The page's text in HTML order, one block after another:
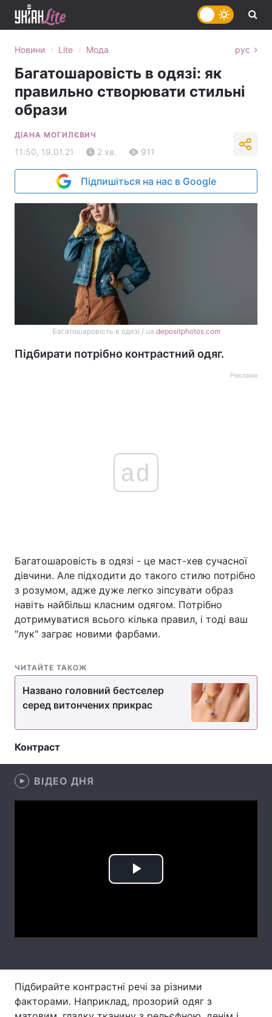
Головна Війна
Україна Політика
Спорт Наука
Техно і зв'язок Лайт
Зброя Інциденти
Цікавинки
Послуги
Новини › Lite › Мода рус
Багатошаровість в одязі: як
правильно створювати стильні
образи
ДІАНА МОГИЛЄВИЧ
11:50, 19.01.21 2 хв. 911
Підпишіться на нас в Google
Багатошаровість в одязі / ua.depositphotos.com
Підбирати потрібно контрастний одяг.
Реклама
ad
Багатошаровість в одязі - це маст-хев сучасної
дівчини. Але підходити до такого стилю потрібно
з розумом, адже дуже легко зіпсувати образ
навіть найбільш класним одягом. Потрібно
дотримуватися всього кілька правил, і тоді ваш
"лук" заграє новими фарбами.
ЧИТАЙТЕ ТАКОЖ
Названо головний бестселер
серед витончених прикрас
Контраст
ВІДЕО ДНЯ
Play
Підбирайте контрастні речі за різними
факторами. Наприклад, прозорий одяг з